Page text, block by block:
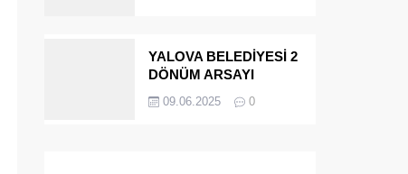
YALOVA BELEDİYESİ 2
DÖNÜM ARSAYI
09.06.2025 0